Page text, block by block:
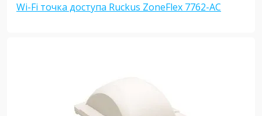
Wi-Fi точка доступа Ruckus ZoneFlex 7762-AC